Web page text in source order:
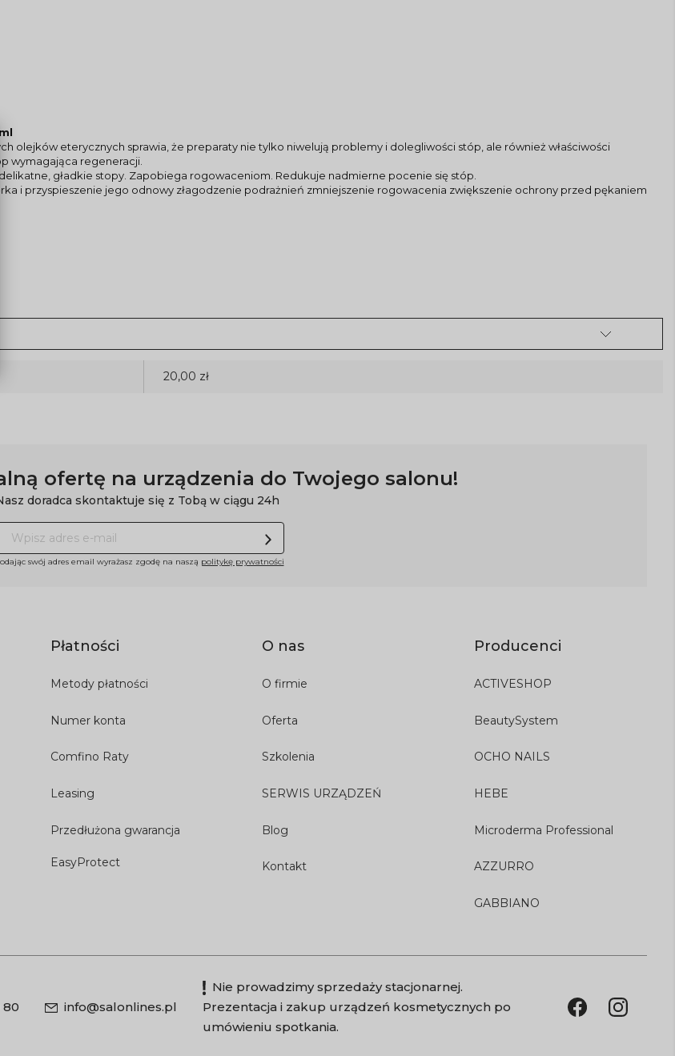
olejków eterycznych sprawia, że preparaty nie tylko niwelują problemy i dolegliwości stóp, ale również właściwości
wymagająca regeneracji.
gładkie stopy. Zapobiega rogowaceniom. Redukuje nadmierne pocenie się stóp.
i przyspieszenie jego odnowy złagodzenie podrażnień zmniejszenie rogowacenia zwiększenie ochrony przed pękaniem
20,00 zł
ofertę na urządzenia do Twojego salonu!
doradca skontaktuje się z Tobą w ciągu 24h
swój adres email wyrażasz zgodę na naszą politykę prywatności
Płatności
Metody płatności
Numer konta
Comfino Raty
Leasing
Przedłużona gwarancja
EasyProtect
O nas
O firmie
Oferta
Szkolenia
SERWIS URZĄDZEŃ
Blog
Kontakt
Producenci
ACTIVESHOP
BeautySystem
OCHO NAILS
HEBE
Microderma Professional
AZZURRO
GABBIANO
80 info@salonlines.pl
Nie prowadzimy sprzedaży stacjonarnej.
Prezentacja i zakup urządzeń kosmetycznych po
umówieniu spotkania.